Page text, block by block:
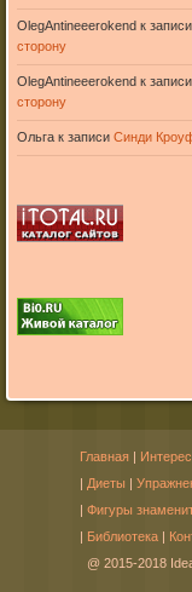
OlegAntineeerokend к записи
сторону
OlegAntineeerokend к записи
сторону
Ольгак записи Синди
Главная |
| Диеты |
| Фигуры
| Библиотека |
@ 2015-2018